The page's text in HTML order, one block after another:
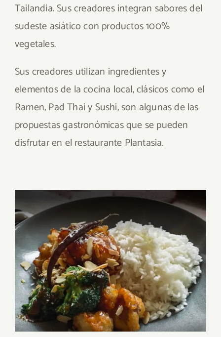
Tailandia. Sus creadores integran sabores del
sudeste asiático con productos 100%
vegetales.
Sus creadores utilizan ingredientes y
elementos de la cocina local, clásicos como el
Ramen, Pad Thai y Sushi, son algunas de las
propuestas gastronómicas que se pueden
disfrutar en el restaurante Plantasia.